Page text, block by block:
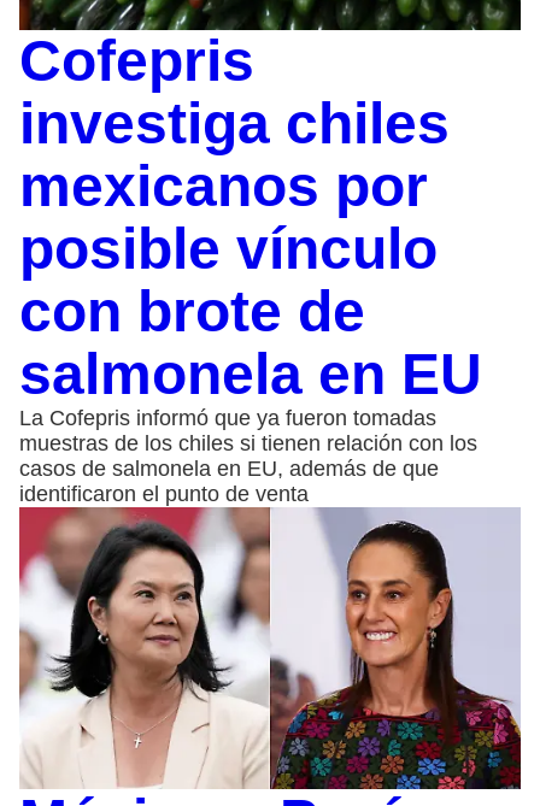
Cofepris
investiga chiles
mexicanos por
posible vínculo
con brote de
salmonela en EU
La Cofepris informó que ya fueron tomadas
muestras de los chiles si tienen relación con los
casos de salmonela en EU, además de que
identificaron el punto de venta